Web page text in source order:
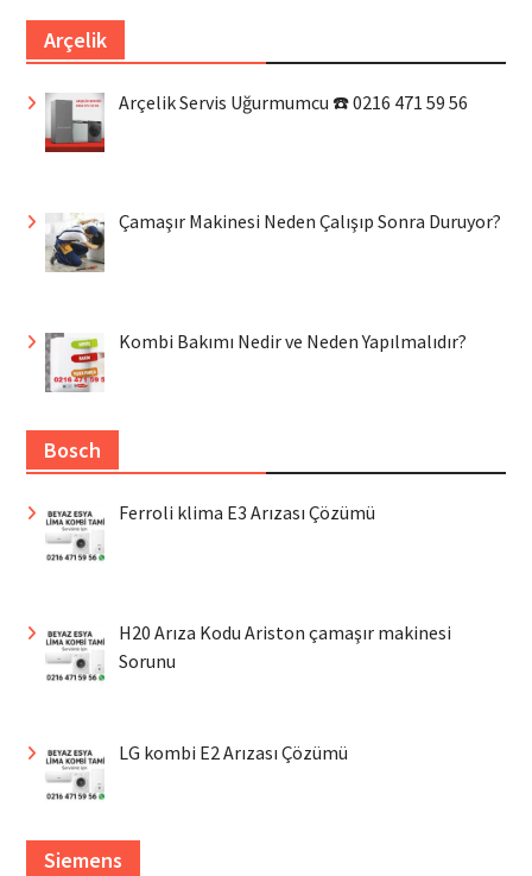
Arçelik
Arçelik Servis Uğurmumcu ☎️ 0216 471 59 56
Çamaşır Makinesi Neden Çalışıp Sonra Duruyor?
Kombi Bakımı Nedir ve Neden Yapılmalıdır?
Bosch
Ferroli klima E3 Arızası Çözümü
H20 Arıza Kodu Ariston çamaşır makinesi
Sorunu
LG kombi E2 Arızası Çözümü
Siemens